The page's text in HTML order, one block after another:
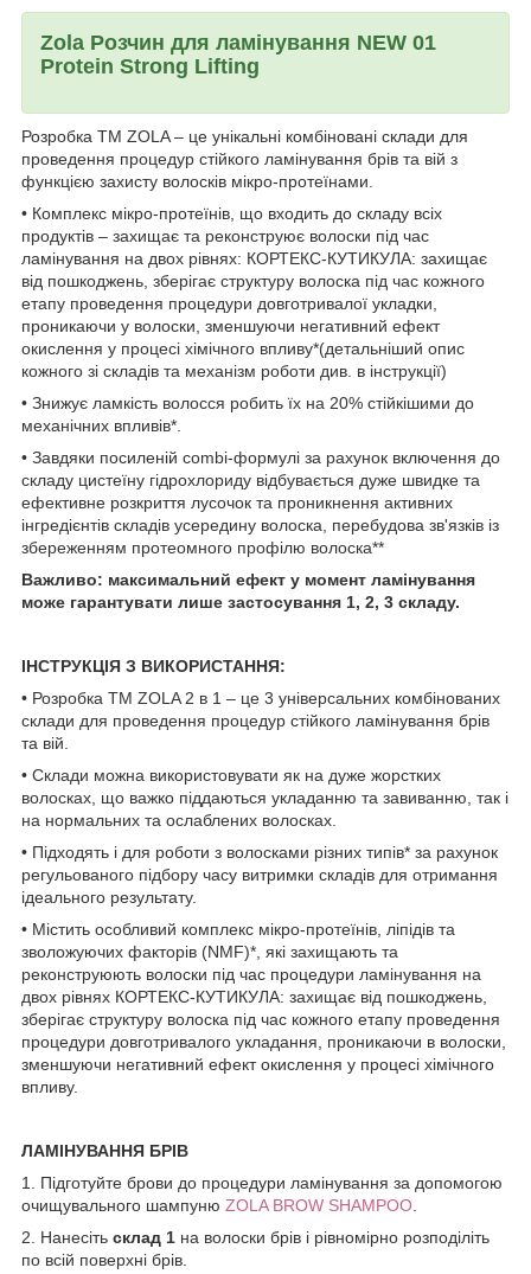
Zola Розчин для ламінування NEW 01
Protein Strong Lifting
Розробка ТМ ZOLA – це унікальні комбіновані склади для
проведення процедур стійкого ламінування брів та вій з
функцією захисту волосків мікро-протеїнами.
• Комплекс мікро-протеїнів, що входить до складу всіх
продуктів – захищає та реконструює волоски під час
ламінування на двох рівнях: КОРТЕКС-КУТИКУЛА: захищає
від пошкоджень, зберігає структуру волоска під час кожного
етапу проведення процедури довготривалої укладки,
проникаючи у волоски, зменшуючи негативний ефект
окислення у процесі хімічного впливу*(детальніший опис
кожного зі складів та механізм роботи див. в інструкції)
• Знижує ламкість волосся робить їх на 20% стійкішими до
механічних впливів*.
• Завдяки посиленій combi-формулі за рахунок включення до
складу цистеїну гідрохлориду відбувається дуже швидке та
ефективне розкриття лусочок та проникнення активних
інгредієнтів складів усередину волоска, перебудова зв'язків із
збереженням протеомного профілю волоска**
Важливо: максимальний ефект у момент ламінування
може гарантувати лише застосування 1, 2, 3 складу.
ІНСТРУКЦІЯ З ВИКОРИСТАННЯ:
• Розробка ТМ ZOLA 2 в 1 – це 3 універсальних комбінованих
склади для проведення процедур стійкого ламінування брів
та вій.
• Склади можна використовувати як на дуже жорстких
волосках, що важко піддаються укладанню та завиванню, так і
на нормальних та ослаблених волосках.
• Підходять і для роботи з волосками різних типів* за рахунок
регульованого підбору часу витримки складів для отримання
ідеального результату.
• Містить особливий комплекс мікро-протеїнів, ліпідів та
зволожуючих факторів (NMF)*, які захищають та
реконструюють волоски під час процедури ламінування на
двох рівнях КОРТЕКС-КУТИКУЛА: захищає від пошкоджень,
зберігає структуру волоска під час кожного етапу проведення
процедури довготривалого укладання, проникаючи в волоски,
зменшуючи негативний ефект окислення у процесі хімічного
впливу.
ЛАМІНУВАННЯ БРІВ
1. Підготуйте брови до процедури ламінування за допомогою
очищувального шампуню ZOLA BROW SHAMPOO.
2. Нанесіть склад 1 на волоски брів і рівномірно розподіліть
по всій поверхні брів.